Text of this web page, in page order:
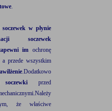
.
soczewek w płynie
soczewek
im ochronę
a przede wszystkim
.Dodatkowo
soczewki przed
że właściwe